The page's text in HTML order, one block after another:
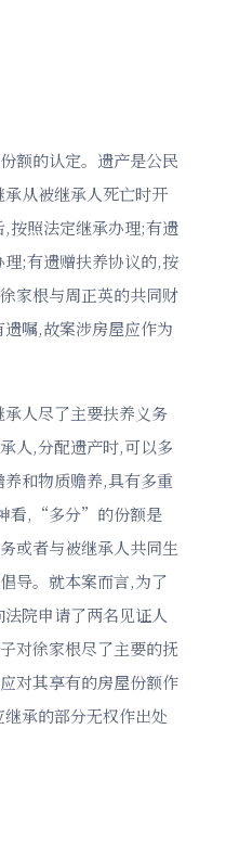
额的认定。遗产是公民
从被继承人死亡时开
按照法定继承办理;有遗
;有遗赠扶养协议的,按
家根与周正英的共同财
嘱,故案涉房屋应作为
人尽了主要扶养义务
人,分配遗产时,可以多
和物质赡养,具有多重
看,“多分”的份额是
或者与被继承人共同生
导。就本案而言,为了
院申请了两名见证人
对徐家根尽了主要的抚
对其享有的房屋份额作
承的部分无权作出处